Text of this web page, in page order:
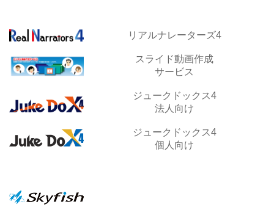
リアルナレーターズ4
スライド動画作成
サービス
ジュークドックス4
法人向け
ジュークドックス4
個人向け